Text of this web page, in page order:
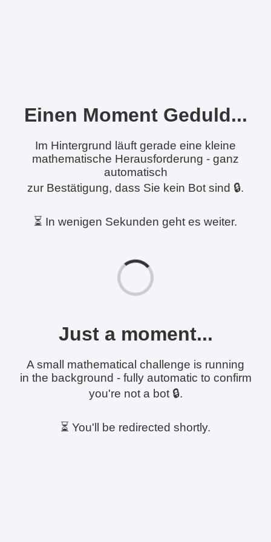
Einen Moment Geduld...
Im Hintergrund läuft gerade eine kleine
mathematische Herausforderung - ganz
automatisch
zur Bestätigung, dass Sie kein Bot sind 🔒.
⏳ In wenigen Sekunden geht es weiter.
Just a moment...
A small mathematical challenge is running
in the background - fully automatic to confirm
you're not a bot 🔒.
⏳ You'll be redirected shortly.